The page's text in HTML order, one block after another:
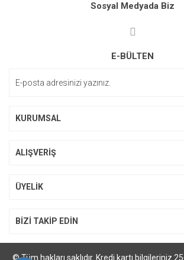
Ürün resmi kalitesiz, bozuk veya
Ürün fiyatı diğer sitelerden daha pahalı.
Bu ürüne benzer farklı alternatifler
Sosyal Medyada Biz
E-BÜLTEN
KURUMSAL
ALIŞVERİŞ
ÜYELİK
BİZİ TAKİP EDİN
© Tüm hakları saklıdır. Kredi kartı bilgileriniz